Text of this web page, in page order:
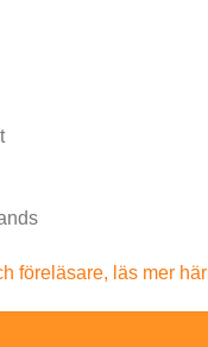
föreläsare, läs mer här